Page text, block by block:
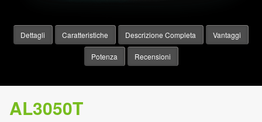
Dettagli Caratteristiche Descrizione Completa Vantaggi
Potenza Recensioni
AL3050T